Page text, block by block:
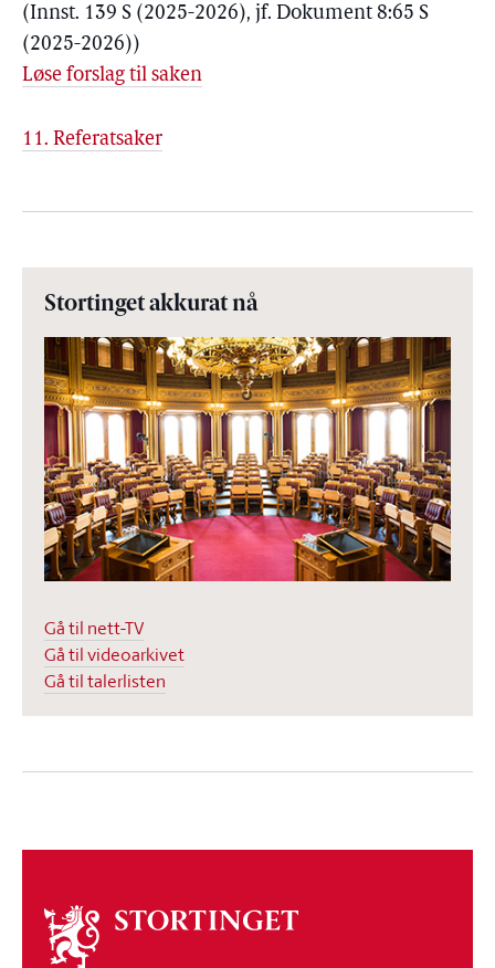
(Innst. 139 S (2025-2026), jf. Dokument 8:65 S
(2025-2026))
Løse forslag til saken
11. Referatsaker
Stortinget akkurat nå
Gå til nett-TV
Gå til videoarkivet
Gå til talerlisten
Om
stortinget